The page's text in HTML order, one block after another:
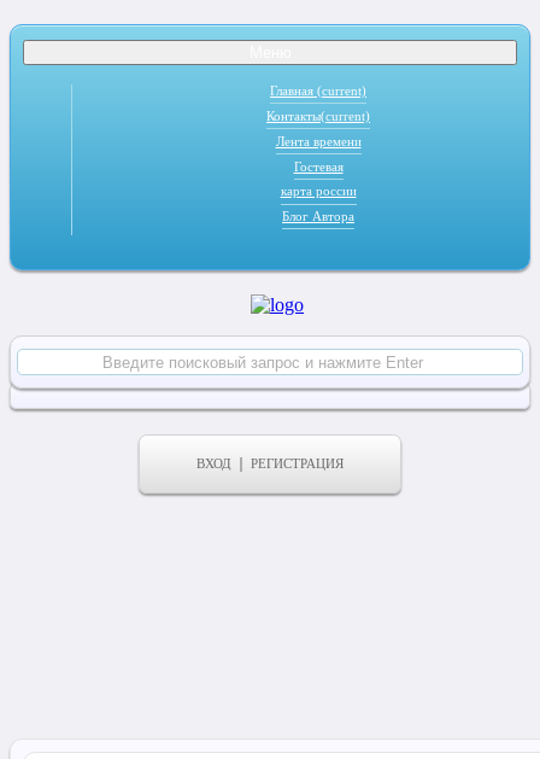
Главная (current)
Контакты(current)
Лента времени
Гостевая
карта россии
Блог Автора
ВХОД РЕГИСТРАЦИЯ